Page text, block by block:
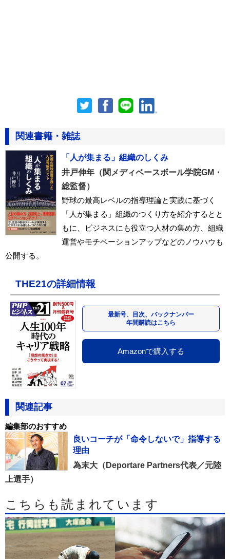
関連書籍・雑誌
「人が集まる」組織のしくみ
井戸伸年（関メディベースボール学院GM・
総監督）
野球の最高レベルの指導理論と実践に基づく
「人が集まる」組織のつくり方を紹介するとと
もに、ビジネスにも役立つ人材の集め方、組織
運営やモチベーションアップなどのノウハウも
公開する。
THE21の詳細情報
最新号、目次、バックナンバー
年間購読はこちら
Amazonで購入する
関連記事
編集部のおすすめ
良いコーチが「命令しないで」指導する
理由
為末大（Deportare Partners代表／元陸
上選手）
こちらも読まれています